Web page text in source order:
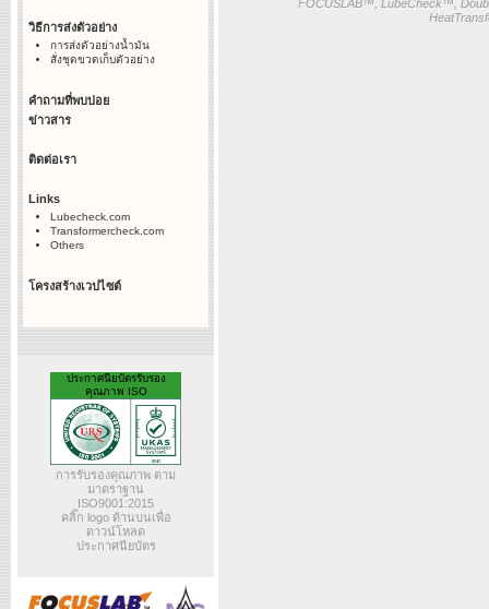
วิธีการส่งตัวอย่าง
การส่งตัวอย่างน้ำมัน
สั่งชุดขวดเก็บตัวอย่าง
คำถามที่พบบ่อย
ข่าวสาร
ติดต่อเรา
Links
Lubecheck.com
Transformercheck.com
Others
โครงสร้างเวปไซต์
ประกาศนียบัตรรับรอง
คุณภาพ ISO
การรับรองคุณภาพ ตาม
มาตราฐาน
ISO9001:2015
คลิ๊ก logo ด้านบนเพื่อ
ดาวน์โหลด
ประกาศนียบัตร
FOCUSLAB™, LubeCheck™,